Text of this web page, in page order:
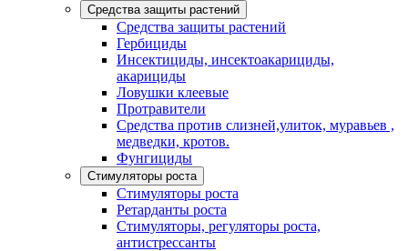
Средства защиты растений
Средства защиты растений
Гербициды
Инсектициды, инсектоакарициды,
акарициды
Ловушки клеевые
Протравители
Средства против слизней,улиток, муравьев ,
медведки, кротов.
Фунгициды
Стимуляторы роста
Стимуляторы роста
Ретарданты роста
Стимуляторы, регуляторы роста,
антистрессанты